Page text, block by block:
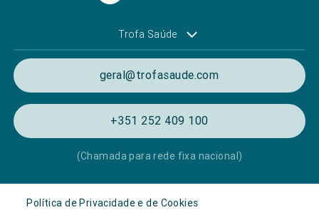
Trofa Saúde
geral@trofasaude.com
+351 252 409 100
(Chamada para rede fixa nacional)
Política de Privacidade e de Cookies